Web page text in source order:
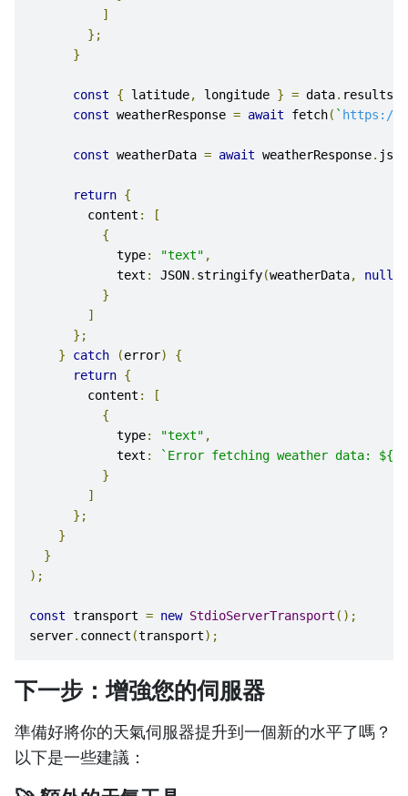
]
};
}
const { latitude, longitude } = data. results
const weatherResponse = await fetch( ` https://
const weatherData = await weatherResponse. json
return {
        content
:
[
{
            type
: "text" ,
            text
: JSON. stringify(weatherData, null
}
]
};
}
catch (error)
{
return {
        content
:
[
{
            type
: "text" ,
            text
:
`Error fetching weather data:
}
]
};
}
}
);
const transport = new StdioServerTransport ();
server. connect (transport);
下一步：增強您的伺服器
準備好將你的天氣伺服器提升到一個新的水平了嗎？
以下是一些建議：